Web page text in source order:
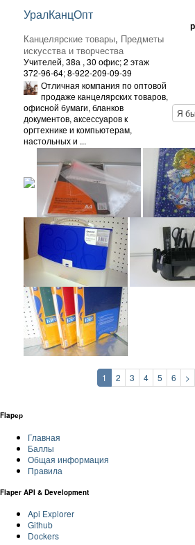
УралКанцОпт
Канцелярские товары, Предметы
искусства и творчества
Учителей, 38а , 30 офис; 2 этаж
372-96-64; 8-922-209-09-39
Отличная компания по оптовой
продаже канцелярских товаров,
офисной бумаги, бланков
документов, аксессуаров к
оргтехнике и компьютерам,
настольных и ...
Я
1 2 3 4 5 6 >
Flapер
Главная
Баллы
Общая информация
Правила
Flaper API & Development
Api Explorer
Github
Dockers